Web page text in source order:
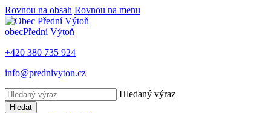
Rovnou na obsah Rovnou na menu
obecPřední Výtoň
+420 380 735 924
info@prednivyton.cz
Hledaný výraz
Hledat